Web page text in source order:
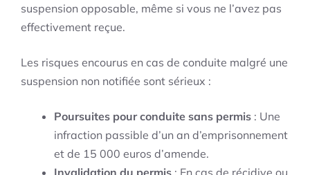
suspension opposable, même si vous ne l’avez pas
effectivement reçue.
Les risques encourus en cas de conduite malgré une
suspension non notifiée sont sérieux :
Poursuites pour conduite sans permis : Une
infraction passible d’un an d’emprisonnement
et de 15 000 euros d’amende.
Invalidation du permis : En cas de récidive ou